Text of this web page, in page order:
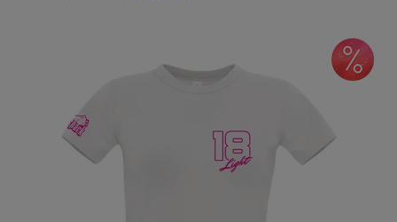
-50%